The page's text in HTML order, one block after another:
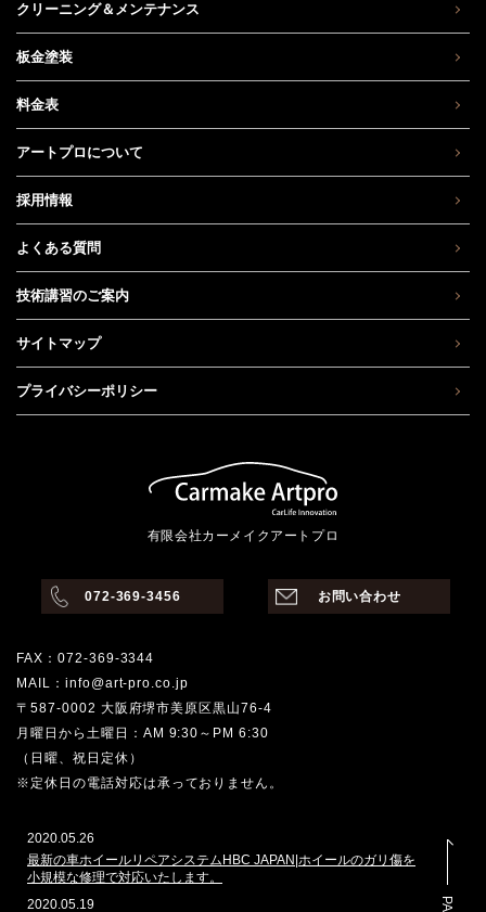
クリーニング＆メンテナンス
板金塗装
料金表
アートプロについて
採用情報
よくある質問
技術講習のご案内
サイトマップ
プライバシーポリシー
有限会社カーメイクアートプロ
072-369-3456 お問い合わせ
FAX：072-369-3344
MAIL：info@art-pro.co.jp
〒587-0002 大阪府堺市美原区黒山76-4
月曜日から土曜日：AM 9:30～PM 6:30
（日曜、祝日定休）
※定休日の電話対応は承っておりません。
2020.05.26
最新の車ホイールリペアシステムHBC JAPAN|ホイールのガリ傷を
小規模な修理で対応いたします。
2020.05.19